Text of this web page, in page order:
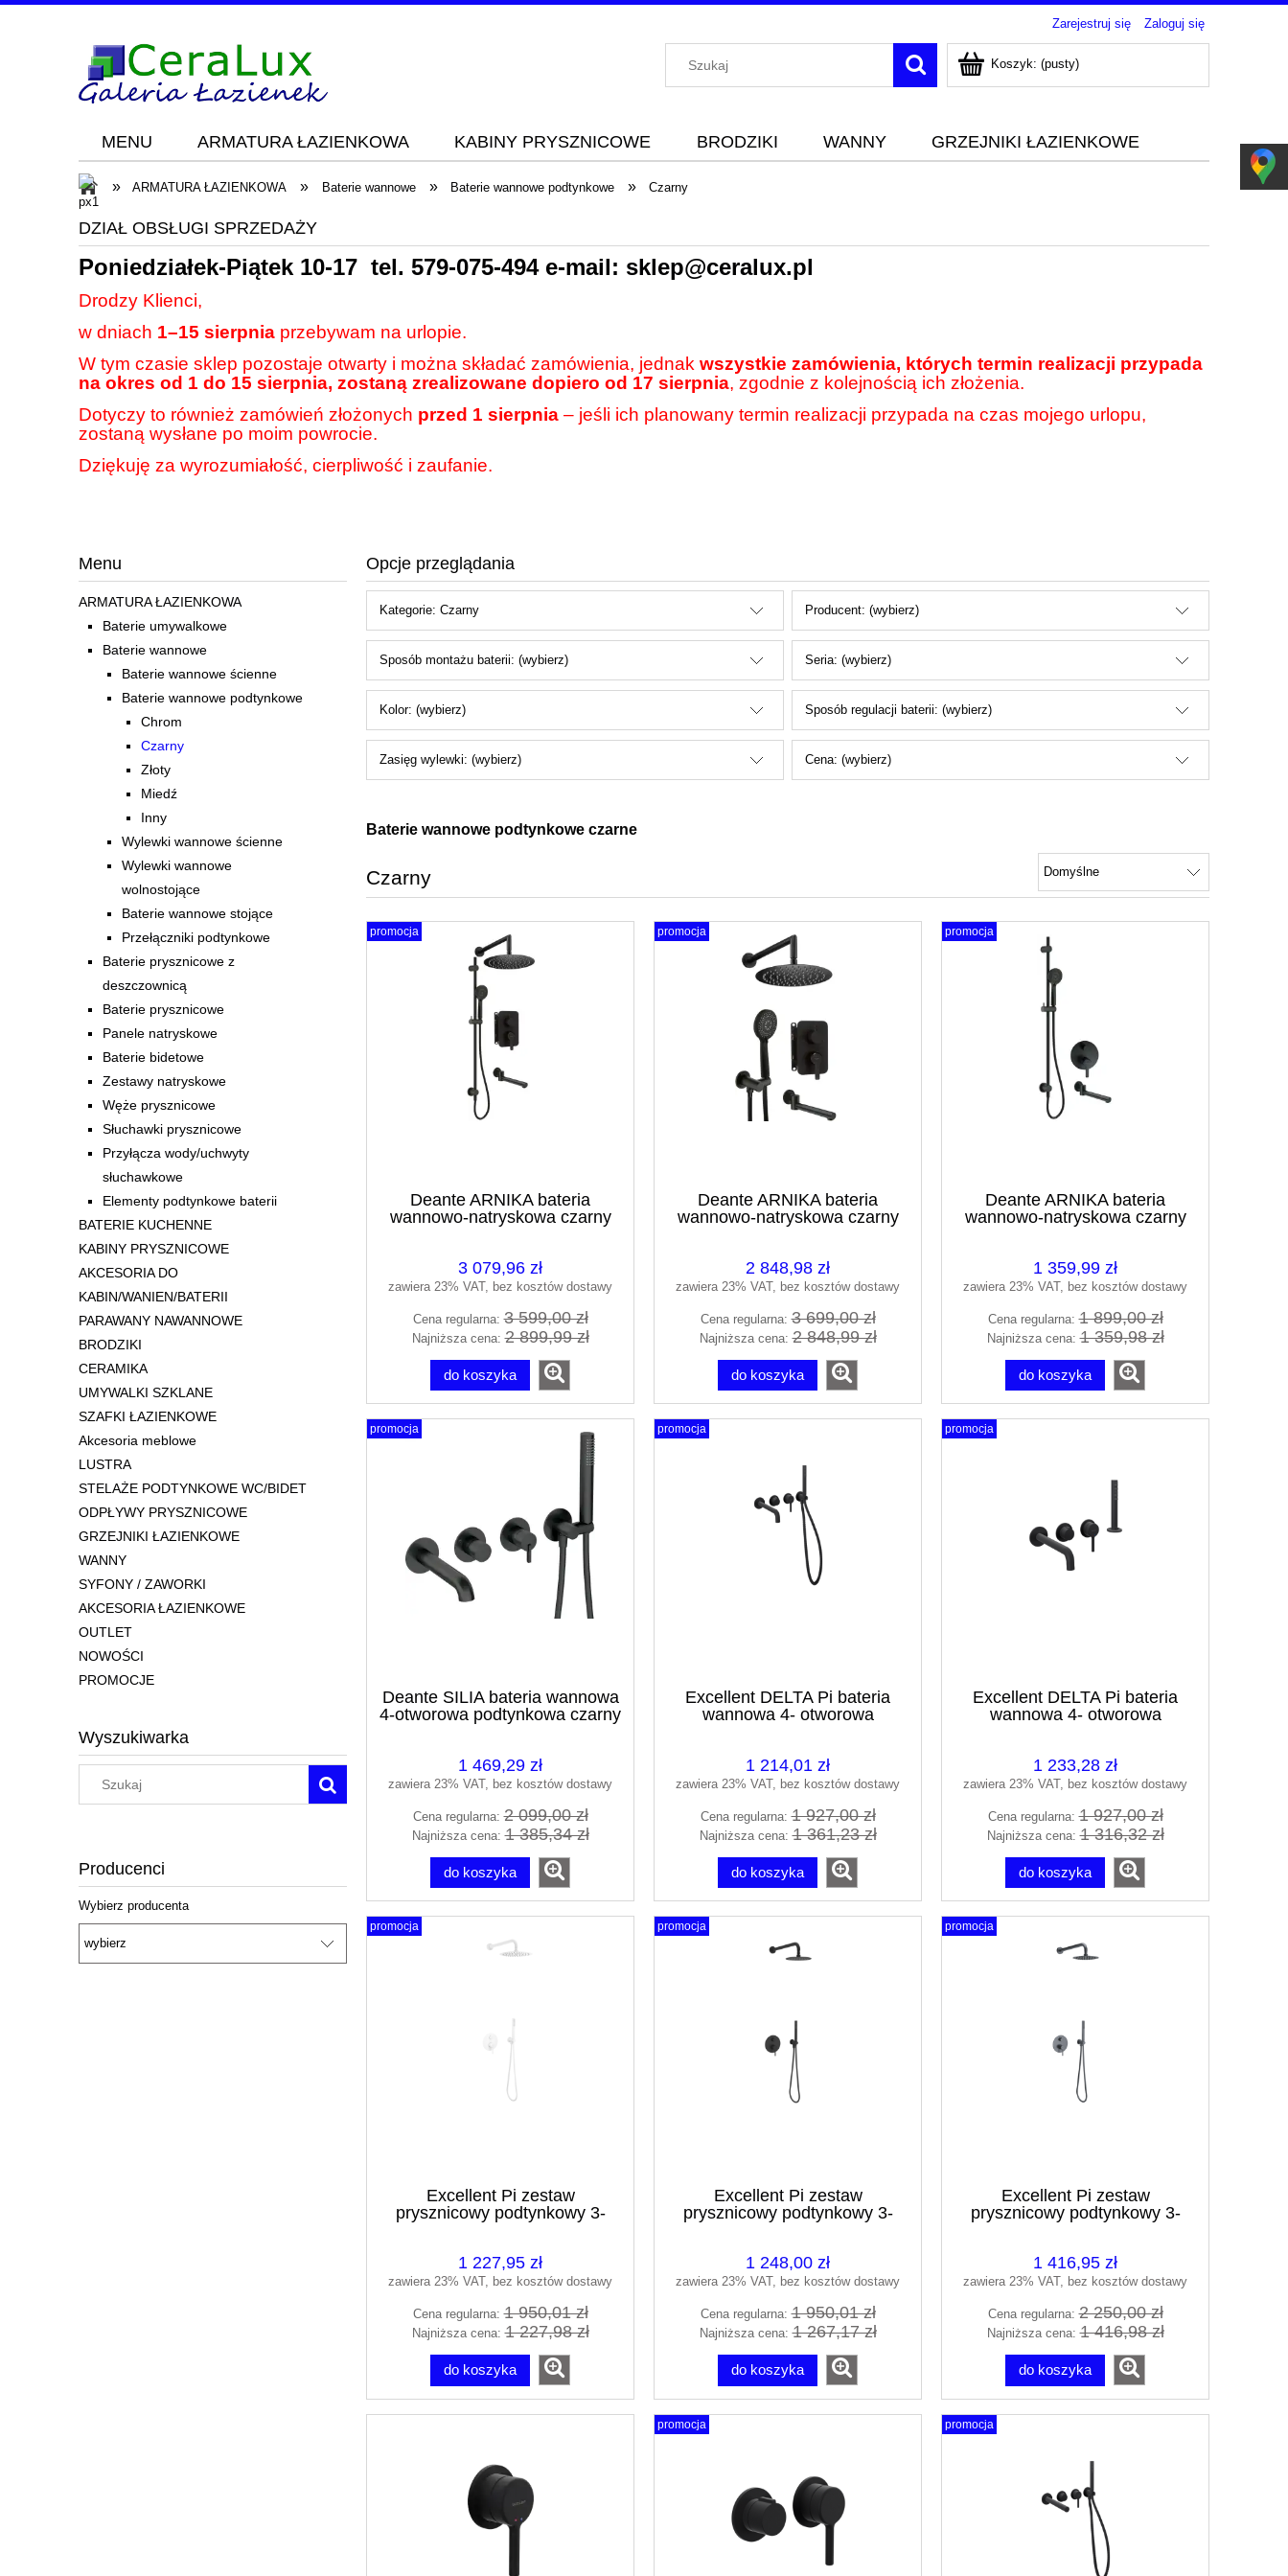
Zarejestruj się Zaloguj się
Koszyk: (pusty)
MENU ARMATURA ŁAZIENKOWA KABINY PRYSZNICOWE BRODZIKI WANNY GRZEJNIKI ŁAZIENKOWE
Blog KONTAKT
» ARMATURA ŁAZIENKOWA » Baterie wannowe » Baterie wannowe podtynkowe » Czarny
DZIAŁ OBSŁUGI SPRZEDAŻY
Poniedziałek-Piątek 10-17 tel. 579-075-494e-mail: sklep@ceralux.pl
Drodzy Klienci,
w dniach 1–15 sierpnia przebywam na urlopie.
W tym czasie sklep pozostaje otwarty i można składać zamówienia, jednak wszystkie zamówienia, których termin realizacji przypada
na okres od 1 do 15 sierpnia, zostaną zrealizowane dopiero od 17 sierpnia, zgodnie z kolejnością ich złożenia.
Dotyczy to również zamówień złożonych przed 1 sierpnia – jeśli ich planowany termin realizacji przypada na czas mojego urlopu,
zostaną wysłane po moim powrocie.
Dziękuję za wyrozumiałość, cierpliwość i zaufanie.
Menu
ARMATURA ŁAZIENKOWA
Baterie umywalkowe
Baterie wannowe
Baterie wannowe ścienne
Baterie wannowe podtynkowe
Chrom
Czarny
Złoty
Miedź
Inny
Wylewki wannowe ścienne
Wylewki wannowe
wolnostojące
Baterie wannowe stojące
Przełączniki podtynkowe
Baterie prysznicowe z
deszczownicą
Baterie prysznicowe
Panele natryskowe
Baterie bidetowe
Zestawy natryskowe
Węże prysznicowe
Słuchawki prysznicowe
Przyłącza wody/uchwyty
słuchawkowe
Elementy podtynkowe baterii
BATERIE KUCHENNE
KABINY PRYSZNICOWE
AKCESORIA DO
KABIN/WANIEN/BATERII
PARAWANY NAWANNOWE
BRODZIKI
CERAMIKA
UMYWALKI SZKLANE
SZAFKI ŁAZIENKOWE
Akcesoria meblowe
LUSTRA
STELAŻE PODTYNKOWE WC/BIDET
ODPŁYWY PRYSZNICOWE
GRZEJNIKI ŁAZIENKOWE
WANNY
SYFONY / ZAWORKI
AKCESORIA ŁAZIENKOWE
OUTLET
NOWOŚCI
PROMOCJE
Wyszukiwarka
Producenci
Wybierz producenta
Opcje przeglądania
Kategorie: Czarny Producent: (wybierz)
Sposób montażu baterii: (wybierz) Seria: (wybierz)
Kolor: (wybierz) Sposób regulacji baterii: (wybierz)
Zasięg wylewki: (wybierz) Cena: (wybierz)
Baterie wannowe podtynkowe czarne
Czarny
Deante ARNIKA bateria
wannowo-natryskowa czarny
3 079,96 zł
zawiera 23% VAT, bez kosztów dostawy
Cena regularna:3 599,00 zł
Najniższa cena:2 899,99 zł
do koszyka
promocja
Deante ARNIKA bateria
wannowo-natryskowa czarny
2 848,98 zł
zawiera 23% VAT, bez kosztów dostawy
Cena regularna:3 699,00 zł
Najniższa cena:2 848,99 zł
do koszyka
promocja
Deante ARNIKA bateria
wannowo-natryskowa czarny
1 359,99 zł
zawiera 23% VAT, bez kosztów dostawy
Cena regularna:1 899,00 zł
Najniższa cena:1 359,98 zł
do koszyka
promocja
Deante SILIA bateria wannowa
4-otworowa podtynkowa czarny
1 469,29 zł
zawiera 23% VAT, bez kosztów dostawy
Cena regularna:2 099,00 zł
Najniższa cena:1 385,34 zł
do koszyka
promocja
Excellent DELTA Pi bateria
wannowa 4- otworowa
1 214,01 zł
zawiera 23% VAT, bez kosztów dostawy
Cena regularna:1 927,00 zł
Najniższa cena:1 361,23 zł
do koszyka
promocja
Excellent DELTA Pi bateria
wannowa 4- otworowa
1 233,28 zł
zawiera 23% VAT, bez kosztów dostawy
Cena regularna:1 927,00 zł
Najniższa cena:1 316,32 zł
do koszyka
promocja
Excellent Pi zestaw
prysznicowy podtynkowy 3-
1 227,95 zł
zawiera 23% VAT, bez kosztów dostawy
Cena regularna:1 950,01 zł
Najniższa cena:1 227,98 zł
do koszyka
promocja
Excellent Pi zestaw
prysznicowy podtynkowy 3-
1 248,00 zł
zawiera 23% VAT, bez kosztów dostawy
Cena regularna:1 950,01 zł
Najniższa cena:1 267,17 zł
do koszyka
promocja
Excellent Pi zestaw
prysznicowy podtynkowy 3-
1 416,95 zł
zawiera 23% VAT, bez kosztów dostawy
Cena regularna:2 250,00 zł
Najniższa cena:1 416,98 zł
do koszyka
promocja
promocja promocja